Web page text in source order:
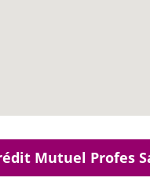
Mutuel Profes